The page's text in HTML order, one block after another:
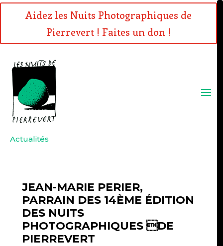
Aidez les Nuits Photographiques de
Pierrevert ! Faites un don !
Actualités
JEAN-MARIE PERIER,
PARRAIN DES 14ÈME ÉDITION
DES NUITS
PHOTOGRAPHIQUES DE
PIERREVERT